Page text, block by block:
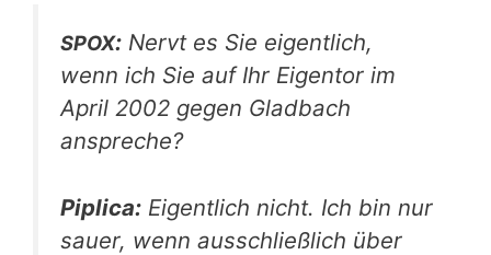
SPOX: Nervt es Sie eigent­lich,
wenn ich Sie auf Ihr Eigen­tor im
April 2002 gegen Glad­bach
anspreche?
Pipli­ca: Eigent­lich nicht. Ich bin nur
sau­er, wenn aus­schließ­lich über